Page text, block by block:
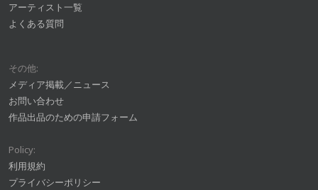
アーティスト一覧
よくある質問
その他:
メディア掲載／ニュース
お問い合わせ
作品出品のための申請フォーム
Policy:
利用規約
プライバシーポリシー